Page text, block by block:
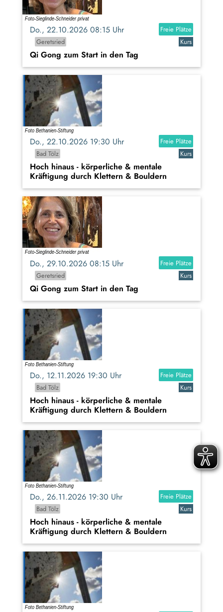
Do., 22.10.2026 08:15 Uhr
Freie Plätze
Geretsried
Kurs
Qi Gong zum Start in den Tag
Do., 22.10.2026 19:30 Uhr
Freie Plätze
Bad Tölz
Kurs
Hoch hinaus - körperliche & mentale
Kräftigung durch Klettern & Bouldern
Do., 29.10.2026 08:15 Uhr
Freie Plätze
Geretsried
Kurs
Qi Gong zum Start in den Tag
Do., 12.11.2026 19:30 Uhr
Freie Plätze
Bad Tölz
Kurs
Hoch hinaus - körperliche & mentale
Kräftigung durch Klettern & Bouldern
Do., 26.11.2026 19:30 Uhr
Freie Plätze
Bad Tölz
Kurs
Hoch hinaus - körperliche & mentale
Kräftigung durch Klettern & Bouldern